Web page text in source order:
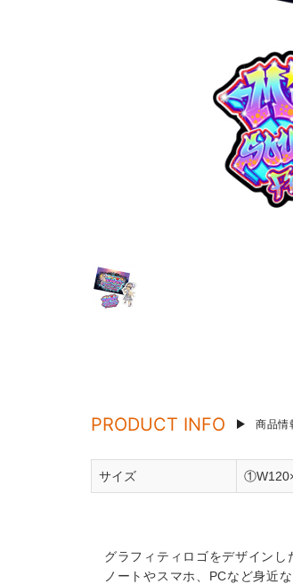
PRODUCT INFO 商品情
サイズ
グラフィティロゴをデザインし
ノートやスマホ、PCなど身近